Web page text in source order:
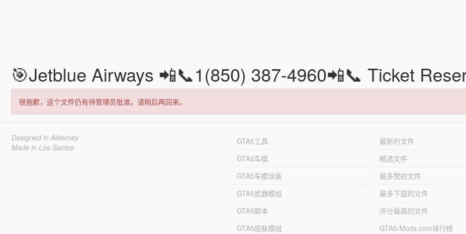
🎯Jetblue Airways 📲📞1(850) 387-4960📲📞 Ticket
很抱歉，这个文件仍有待管理员批准。请稍后再回来。
Designed in Alderney
Made in Los Santos
GTA5工具
GTA5车模
GTA5车模涂装
GTA5武器模组
GTA5脚本
GTA5皮肤模组
最新的文件
精选文件
最多赞的文件
最多下载的文件
评分最高的文件
GTA5-Mods.com排行榜